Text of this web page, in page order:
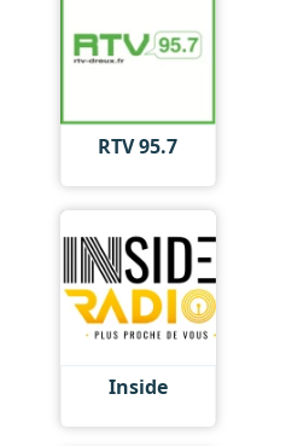
RTV 95.7
Inside